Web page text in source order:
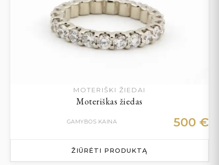
MOTERIŠKI ŽIEDAI
Moteriškas žiedas
GAMYBOS KAINA 500 €
ŽIŪRĖTI PRODUKTĄ